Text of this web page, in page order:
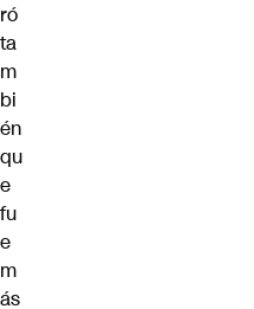
ró
ta
m
bi
én
qu
e
fu
e
m
ás